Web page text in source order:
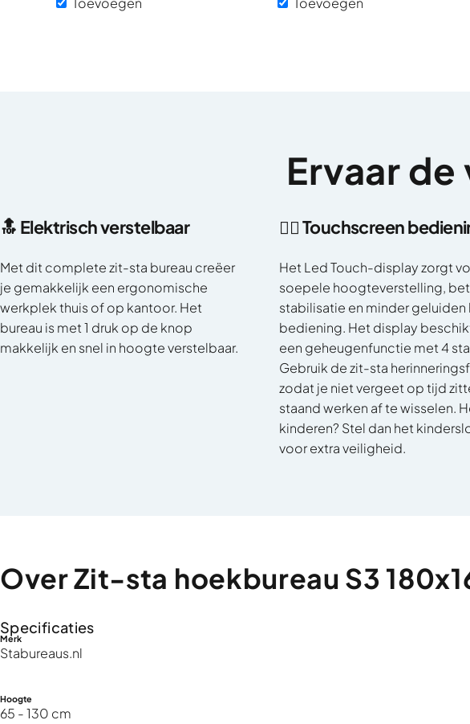
Ervaarde
🔝 Elektrisch verstelbaar
Met dit complete zit-sta bureau creëer
je gemakkelijk een ergonomische
werkplek thuis of op kantoor. Het
bureau is met 1 druk op de knop
makkelijk en snel in hoogte verstelbaar.
👈🏼 Touchscreen
Het Led Touch-display zorgt
soepele hoogteverstelling,
stabilisatie en minder geluiden
bediening. Het display
een geheugenfunctie met 4
Gebruik de zit-sta
zodat je niet vergeet op tijd
staand werken af te wisselen.
kinderen? Stel dan het
voor extra veiligheid.
OverZit-sta hoekbureau S3
Specificaties
Merk
Stabureaus.nl
Hoogte
65 - 130 cm